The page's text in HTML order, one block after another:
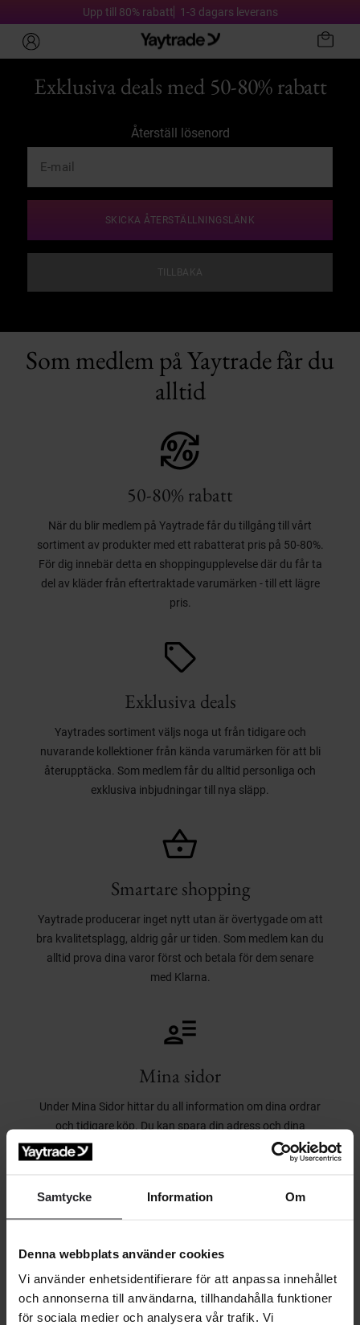
Samtycke Information Om
Denna webbplats använder cookies
Vi använder enhetsidentifierare för att anpassa innehållet
och annonserna till användarna, tillhandahålla funktioner
för sociala medier och analysera vår trafik. Vi
Upp till 80% rabatt 1-3 dagars leverans
Exklusiva deals med 50-80% rabatt
Återställ lösenord
SKICKA ÅTERSTÄLLNINGSLÄNK
TILLBAKA
Som medlem på Yaytrade får du
alltid
50-80% rabatt
När du blir medlem på Yaytrade får du tillgång till vårt
sortiment av produkter med ett rabatterat pris på 50-80%.
För dig innebär detta en shoppingupplevelse där du får ta
del av kläder från eftertraktade varumärken - till ett lägre
pris.
Exklusiva deals
Yaytrades sortiment väljs noga ut från tidigare och
nuvarande kollektioner från kända varumärken för att bli
återupptäcka. Som medlem får du alltid personliga och
exklusiva inbjudningar till nya släpp.
Smartare shopping
Yaytrade producerar inget nytt utan är övertygade om att
bra kvalitetsplagg, aldrig går ur tiden. Som medlem kan du
alltid prova dina varor först och betala för dem senare
med Klarna.
Mina sidor
Under Mina Sidor hittar du all information om dina ordrar
och tidigare köp. Du kan spara din adress och dina
betalningsuppgifter så din shoppingupplevelse blir ännu
Medlemsvillkor
Yaytrade får du personligt anpassade erbjudanden och
information om kampanjer. Du får även